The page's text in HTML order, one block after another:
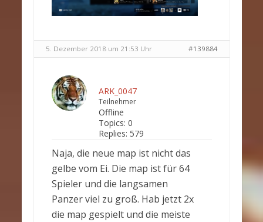
5. Dezember 2018 um 21:53 Uhr #139884
ARK_0047
Teilnehmer
Offline
Topics: 0
Replies: 579
Naja, die neue map ist nicht das
gelbe vom Ei. Die map ist für 64
Spieler und die langsamen
Panzer viel zu groß. Hab jetzt 2x
die map gespielt und die meiste